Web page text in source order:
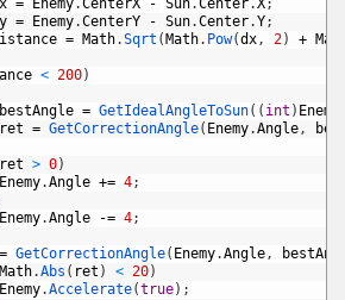
= Enemy.CenterX - Sun.Center.X;
= Enemy.CenterY - Sun.Center.Y;
= Math.Sqrt ( Math. Pow(dx, 2) +
< 200)
bestAngle = GetIdealAngleToSun( ( int ) Enemy
ret = GetCorrectionAngle( Enemy.Angle,
ret > 0)
Enemy.Angle += 4;
Enemy.Angle -= 4;
= GetCorrectionAngle( Enemy.Angle,
Math.Abs ( ret ) < 20)
Enemy.Accelerate(true) ;